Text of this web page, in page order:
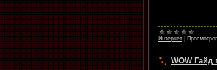
Интернет
WOW Гайд